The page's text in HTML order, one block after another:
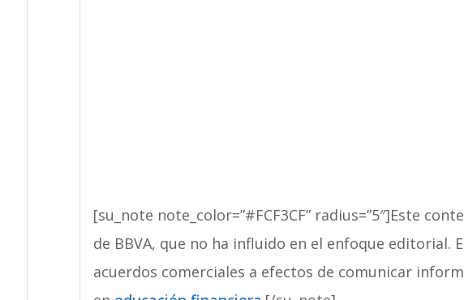
[su_note note_color=”#FCF3CF” radius=”5″]Este
de BBVA, que no ha influido en el enfoque editorial.
acuerdos comerciales a efectos de comunicar